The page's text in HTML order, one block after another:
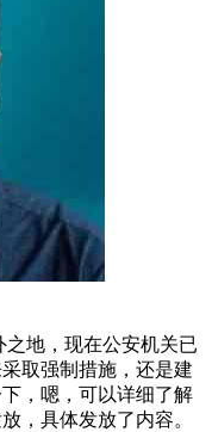
地，现在公安机关已
取强制措施，还是建
，嗯，可以详细了解
，具体发放了内容。